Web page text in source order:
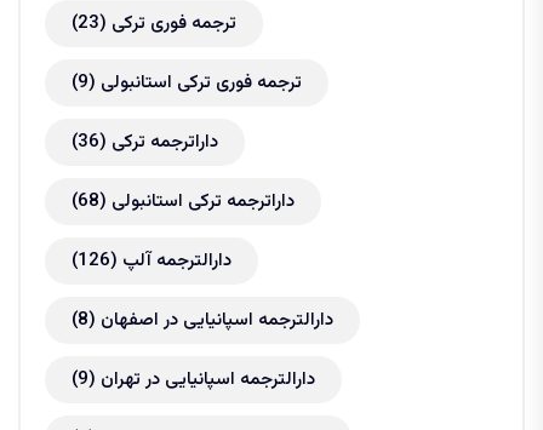
ترجمه فوری ترکی (23)
ترجمه فوری ترکی استانبولی (9)
داراترجمه ترکی (36)
داراترجمه ترکی استانبولی (68)
دارالترجمه آلپ (126)
دارالترجمه اسپانیایی در اصفهان (8)
دارالترجمه اسپانیایی در تهران (9)